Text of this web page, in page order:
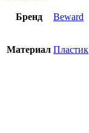
Бренд Beward
Материал Пластик